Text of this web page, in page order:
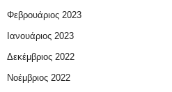
Φεβρουάριος 2023
Ιανουάριος 2023
Δεκέμβριος 2022
Νοέμβριος 2022